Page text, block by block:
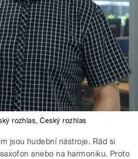
rozhlas,Český rozhlas
jsou hudební nástroje. Rád si
anebo na harmoniku. Proto